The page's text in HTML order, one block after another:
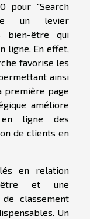
pour "Search
un levier
bien-être qui
ligne. En effet,
favorise les
ainsi
première page
améliore
en ligne des
de clients en
en relation
et une
classement
Un